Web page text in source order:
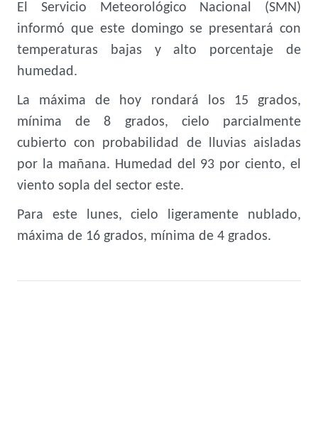
El Servicio Meteorológico Nacional (SMN)
informó que este domingo se presentará con
temperaturas bajas y alto porcentaje de
humedad.
La máxima de hoy rondará los 15 grados,
mínima de 8 grados, cielo parcialmente
cubierto con probabilidad de lluvias aisladas
por la mañana. Humedad del 93 por ciento, el
viento sopla del sector este.
Para este lunes, cielo ligeramente nublado,
máxima de 16 grados, mínima de 4 grados.